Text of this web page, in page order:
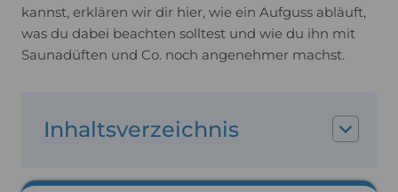
kannst, erklären wir dir hier, wie ein Aufguss abläuft,
was du dabei beachten solltest und wie du ihn mit
Saunadüften und Co. noch angenehmer machst.
Inhaltsverzeichnis